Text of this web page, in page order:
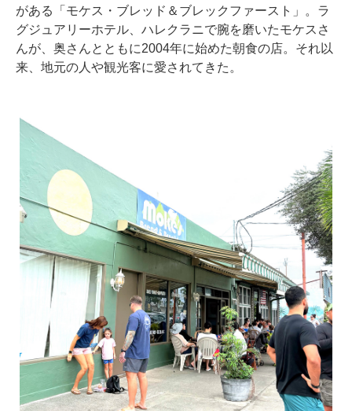
がある「モケス・ブレッド＆ブレックファースト」。ラ
グジュアリーホテル、ハレクラニで腕を磨いたモケスさ
んが、奥さんとともに2004年に始めた朝食の店。それ以
来、地元の人や観光客に愛されてきた。